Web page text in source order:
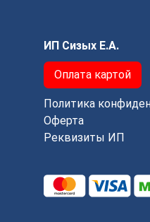
ИП Сизых Е.А.
Оплата картой
Политика
Оферта
Реквизиты ИП